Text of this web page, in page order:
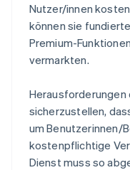
Nutzer/innen
können sie
Premium-
vermarkten.
Herausforderungen
sicherzustellen,
um Benutzerinnen/
kostenpflichtige
Dienst muss so